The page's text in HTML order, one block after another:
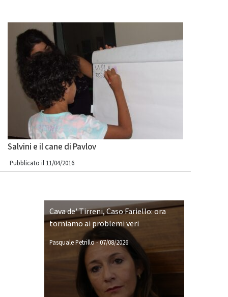
Salvini e il cane di Pavlov
Pubblicato il 11/04/2016
Cava de' Tirreni, Caso Fariello: ora
torniamo ai problemi veri
Pasquale Petrillo-07/08/2026